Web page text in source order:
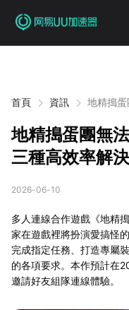
首頁 資訊
地精搗
地精搗蛋團無
三種高效率解
2026-06-10
多人連線合作遊戲《地精
家在遊戲裡將扮演愛搞怪
完成指定任務、打造專屬
的各項要求。本作預計在
邀請好友組隊連線體驗。